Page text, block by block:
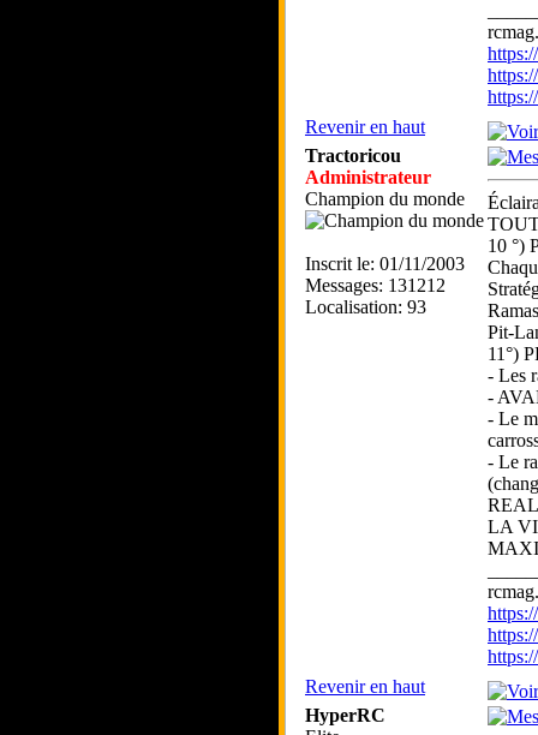
Revenir en haut
Tractoricou
Administrateur
Champion du monde
Inscrit le: 01/11/2003
Messages: 131212
Localisation: 93
10 °)
Pit-
11°)
- Les
-
- Le
- Le
LA
Revenir en haut
HyperRC